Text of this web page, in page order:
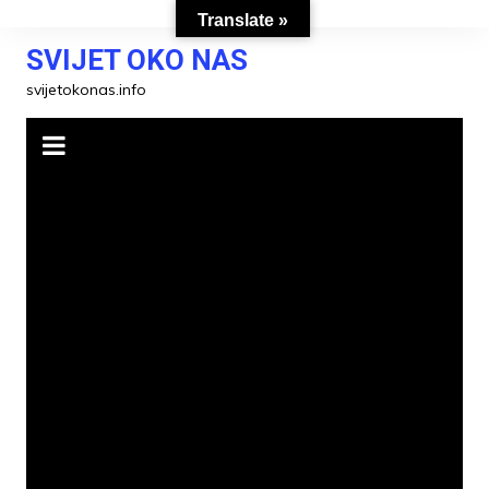
contentSVIJET OKO NAS
svijetokonas.info
Translate »